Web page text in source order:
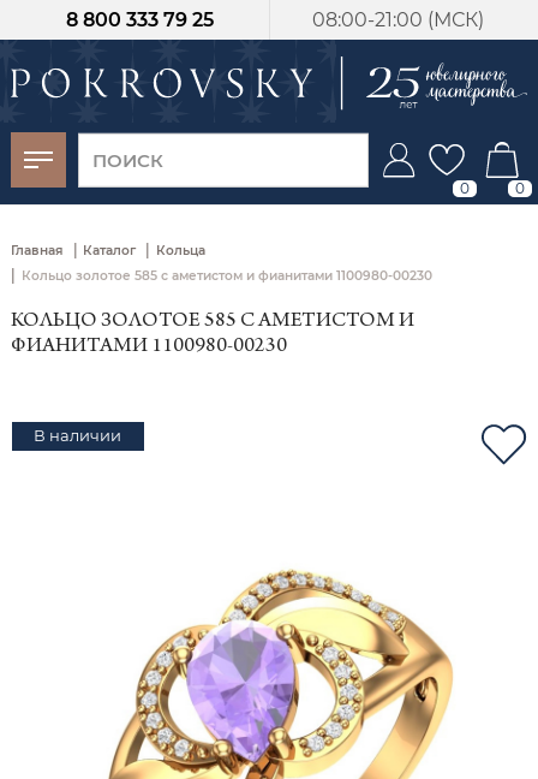
08:00-21:00 (МСК)
8 800 333 79 25
0 0
Главная | Каталог | Кольца
| Кольцо золотое 585 с аметистом и фианитами 1100980-00230
КОЛЬЦО ЗОЛОТОЕ 585 С АМЕТИСТОМ И
ФИАНИТАМИ 1100980-00230
В наличии
-30%
от 15 дней с
момента оплаты